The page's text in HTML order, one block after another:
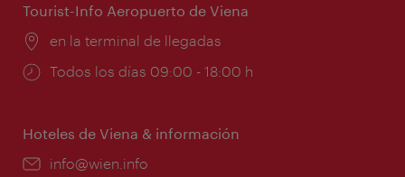
Tourist-Info Aeropuerto de Viena
Lugar:
en la terminal de llegadas
Horarios
Todos los días 09:00 - 18:00 h
Hoteles de Viena & información
e-
info@wien.info